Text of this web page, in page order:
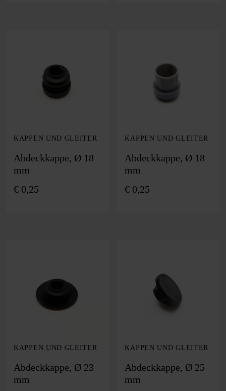
KAPPEN UND GLEITER
Abdeckkappe, Ø 18
mm
€ 0,25
KAPPEN UND GLEITER
Abdeckkappe, Ø 18
mm
€ 0,25
KAPPEN UND GLEITER
Abdeckkappe, Ø 23
mm
KAPPEN UND GLEITER
Abdeckkappe, Ø 25
mm